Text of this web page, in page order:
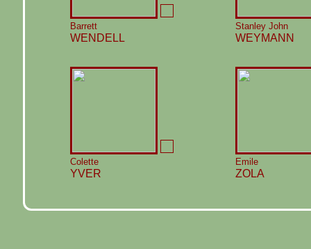
Barrett
WENDELL
Stanley John
WEYMANN
Colette
YVER
Emile
ZOLA